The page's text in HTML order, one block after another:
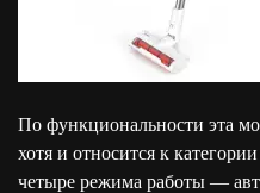
По функциональности эта
хотя и относится к
четыре режима работы —